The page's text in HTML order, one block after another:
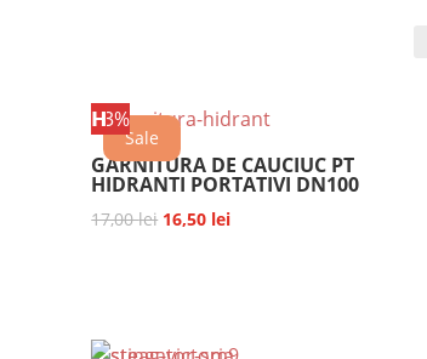
3%
𝗛
Sale
GARNITURA DE CAUCIUC PT
HIDRANTI PORTATIVI DN100
17,00lei Prețul
17,00 lei.
16,50 leiPrețul